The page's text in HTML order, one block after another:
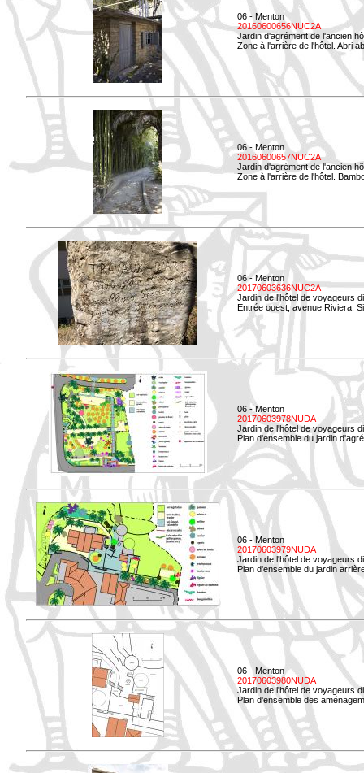
06 - Menton
20160600656NUC2A
Jardin d'agrément de l'ancien
Zone à l'arrière de l'hôtel. Abri
06 - Menton
20160600657NUC2A
Jardin d'agrément de l'ancien
Zone à l'arrière de l'hôtel.
06 - Menton
20170603636NUC2A
Jardin de l'hôtel de voyageurs
Entrée ouest, avenue Riviera.
06 - Menton
20170603978NUDA
Jardin de l'hôtel de voyageurs
Plan d'ensemble du jardin
06 - Menton
20170603979NUDA
Jardin de l'hôtel de voyageurs
Plan d'ensemble du jardin
06 - Menton
20170603980NUDA
Jardin de l'hôtel de voyageurs
Plan d'ensemble des